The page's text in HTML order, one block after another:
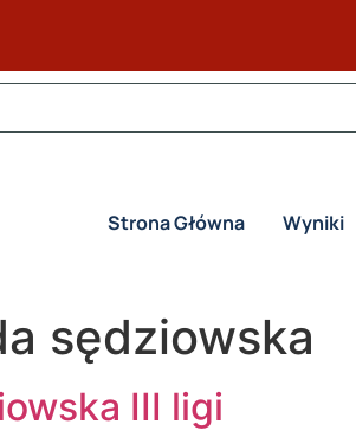
Strona Główna Wyniki
sędziowska
III ligi